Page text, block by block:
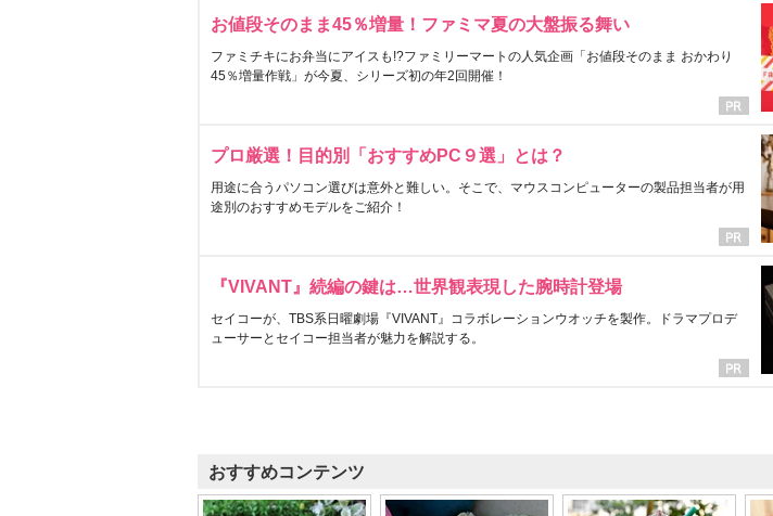
お値段そのまま45％増量！ファミマ夏の大盤振る舞い
ファミチキにお弁当にアイスも!?ファミリーマートの人気企画「お値段そのまま おかわり
45％増量作戦」が今夏、シリーズ初の年2回開催！
プロ厳選！目的別「おすすめPC９選」とは？
用途に合うパソコン選びは意外と難しい。そこで、マウスコンピューターの製品担当者が用
途別のおすすめモデルをご紹介！
『VIVANT』続編の鍵は…世界観表現した腕時計登場
セイコーが、TBS系日曜劇場『VIVANT』コラボレーションウオッチを製作。ドラマプロデ
ューサーとセイコー担当者が魅力を解説する。
おすすめコンテンツ